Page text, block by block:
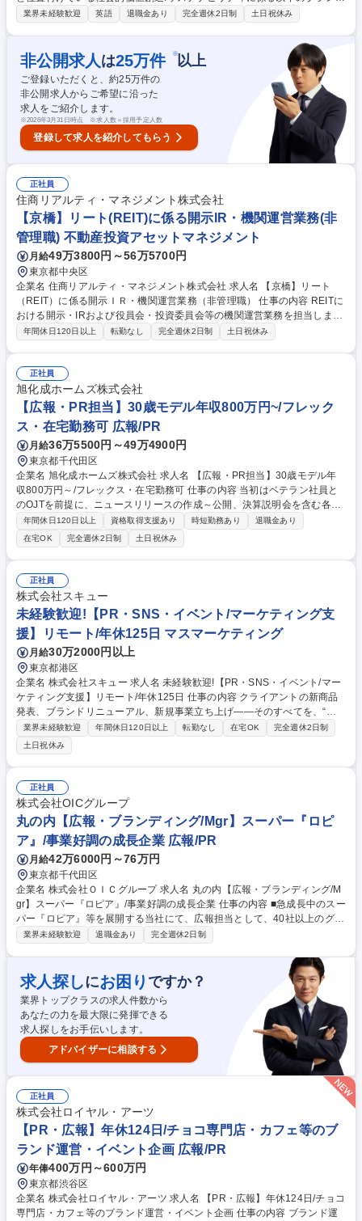
ィング・コーポレートコミュニケーション戦略企画立案・推進業務に従事
ョン戦略企画立案・推進 ■メディアアプローチ戦略立案・推進 ■Paid： T
V、Web、YouTube、新聞・雑誌、OOH ■Shared： SNS活用（Instagra
m、LinkedIn、Facebook、X） ■Owned： 自社ホームページ、サステナ
ビリティ特設サイト ■戦略的PR ■国内外でのイベント企画・協賛・登壇
等 募集職種 【ブランディング・コーポレートコミュニケーション戦略担
当】
業界未経験歓迎 英語 退職金あり 完全週休2日制 土日祝休み
非公開求人 は25万件 ※以上
ご登録いただくと、約25万件の
非公開求人からご希望に沿った
求人をご紹介します。
※2026年3月31日時点 ※求人数＝採用予定人数
登録して求人を紹介してもらう
正社員
住商リアルティ・マネジメント株式会社
【京橋】リート(REIT)に係る開示IR・機関運営業務(非
管理職) 不動産投資アセットマネジメント
月給49万3800円～56万5700円
東京都中央区
企業名 住商リアルティ・マネジメント株式会社 求人名 【京橋】リート
（REIT）に係る開示ＩＲ・機関運営業務（非管理職） 仕事の内容 REITに
おける開示・IRおよび役員会・投資委員会等の機関運営業務を担当しま
す。経験に応じて段階的に業務範囲を拡大し、将来的に上場・私募REITの
会・投資主総会・投資委員会の運営業務を中心に担当します。 入社後は増
資に伴う資金調達やエクイティストーリーの企画、各種会議の運営など実
務を通じREITビジネスの全体像を把握。将来的にはデットファイナンスや
決算・財務諸表作成、予算管理などミドル・バックオフィス全般へ幅広く
関わることが可能です。 募集職種 【京橋】リート（REIT）に係る開示Ｉ
Ｒ・機関運営業務（非管理職）
年間休日120日以上 転勤なし 完全週休2日制 土日祝休み
正社員
旭化成ホームズ株式会社
【広報・PR担当】30歳モデル年収800万円~/フレック
ス・在宅勤務可 広報/PR
月給36万5500円～49万4900円
東京都千代田区
企業名 旭化成ホームズ株式会社 求人名 【広報・PR担当】30歳モデル年
収800万円～/フレックス・在宅勤務可 仕事の内容 当初はベテラン社員と
のOJTを前提に、ニュースリリースの作成～公開、決算説明会を含む各種
報道向けイベントの企画～開催、日常の報道等からの問い合わせ対応、お
よびリスク対応などを行っていただきます。 【ニュースリリースの作成・
公開】オリエンテーションの開催、リリースの素案作成～校了・公開作
業、公開後の問い合わせ対応、社内報記事作成・WEB社内報への掲載【報
道向けイベントの企画・運営】報道向けイベント企画、キックオフ～開催
までの段取りや当日運営、開催後の報道関係者へのフォロー【日常の報道
関係ほか問い合わせ対応】報道関係者、業界団体や企業調査会社の問い合
わせ対応、報道関係者の取材・撮影要請対応 募集職種 【広報・PR担当】
30歳モデル年収800万円～/フレックス・在宅勤務可
年間休日120日以上 資格取得支援あり 時短勤務あり
退職金あり
在宅OK
完全週休2日制 土日祝休み
正社員
株式会社スキュー
未経験歓迎!【PR・SNS・イベント/マーケティング支
援】リモート/年休125日 マスマーケティング
月給30万2000円以上
東京都港区
企業名 株式会社スキュー 求人名 未経験歓迎!【PR・SNS・イベント/マー
ケティング支援】リモート/年休125日 仕事の内容 クライアントの新商品
発表、ブランドリニューアル、新規事業立ち上げ――そのすべてを、“ニ
ュースになる設計”から伴走します。 【詳細】■PR戦略設計■プレスリリー
ス等の報道機関向けの資料作成■メディアやインフルエンサー向けイベン
トの企画・運営■POPUPイベントの企画■SNSアカウント運用■インフル
エンサー／KOLキャスティング 等 【担当ブランド一例】ユニクロ／H&M
／白馬岩岳マウンテンリゾート／アルペン／ジョンセンムル／乾燥さん 等
募集職種 未経験歓迎!【PR・SNS・イベント/マーケティング支援】リモー
ト/年休125日
業界未経験歓迎 年間休日120日以上 転勤なし 在宅OK
完全週休2日制
土日祝休み
正社員
株式会社OICグループ
丸の内【広報・ブランディング/Mgr】スーパー『ロピ
ア』/事業好調の成長企業 広報/PR
月給42万6000円～76万円
東京都千代田区
企業名 株式会社ＯＩＣグループ 求人名 丸の内【広報・ブランディング/M
gr】スーパー『ロピア』/事業好調の成長企業 仕事の内容 ■急成長中のスー
パー『ロピア』等を展開する当社にて、広報担当として、40社以上のグル
ープ会社含めたグループ全体の広報業務をお任せします。 【詳細】■社内
ど) ■広報/PR/ブランディング/マーケティング戦略策定と実行 ■イベント
(記者発表会/店舗撮影立会/食フェスなど)の企画・実行・調整 ■外部PR会
社との連携・ディレクション ■WEB/SNS(自社メディア)での情報発信 ■新
旧含むメディアとの関係性構築 ■インナーコミュニケーションの企画、実
行 募集職種 丸の内【広報・ブランディング/Mgr】スーパー『ロピア』/事
業好調の成長企業
業界未経験歓迎 退職金あり 完全週休2日制
求人探しにお困り ですか？
業界トップクラスの求人件数から
あなたの力を最大限に発揮できる
求人探しをお手伝いします。
アドバイザーに相談する
正社員
株式会社ロイヤル・アーツ
【PR・広報】年休124日/チョコ専門店・カフェ等のブ
ランド運営・イベント企画 広報/PR
年俸400万円～600万円
東京都渋谷区
企業名 株式会社ロイヤル・アーツ 求人名 【PR・広報】年休124日/チョコ
専門店・カフェ等のブランド運営・イベント企画 仕事の内容 ブランド運